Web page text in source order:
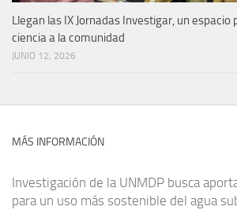
Llegan las IX Jornadas Investigar, un espacio
ciencia a la comunidad
JUNIO 12, 2026
MÁS INFORMACIÓN
Investigación de la UNMDP busca
para un uso más sostenible del agua